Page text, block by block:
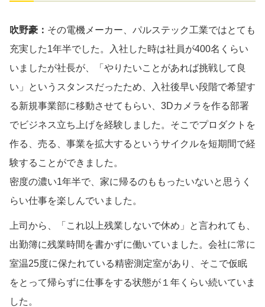
吹野豪： その電機メーカー、パルステック工業ではとても
充実した1年半でした。入社した時は社員が400名くらい
いましたが社長が、「やりたいことがあれば挑戦して良
い」というスタンスだったため、入社後早い段階で希望す
る新規事業部に移動させてもらい、3Dカメラを作る部署
でビジネス立ち上げを経験しました。そこでプロダクトを
作る、売る、事業を拡大するというサイクルを短期間で経
験することができました。
密度の濃い1年半で、家に帰るのももったいないと思うく
らい仕事を楽しんでいました。
上司から、「これ以上残業しないで休め」と言われても、
出勤簿に残業時間を書かずに働いていました。会社に常に
室温25度に保たれている精密測定室があり、そこで仮眠
をとって帰らずに仕事をする状態が１年くらい続いていま
した。